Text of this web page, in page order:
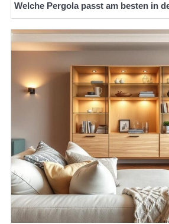
Welche Pergola passt am besten in